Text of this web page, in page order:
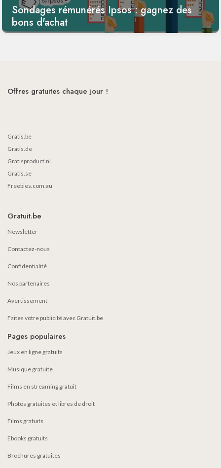
Sondages rémunérés Ipsos : gagnez des
bons d'achat
Offres gratuites chaque jour !
Gratis.be
Gratis.de
Gratisproduct.nl
Gratis.se
Freebies.com.au
Gratuit.be
Newsletter
Contactez-nous
Confidentialité
Nos partenaires
Avertissement
Faites votre publicité avec Gratuit.be
Pages populaires
Jeux en ligne gratuits
Musique gratuite
Films en streaming gratuit
Photos gratuites et libres de droit
Films gratuits
Ebooks gratuits
Brochures gratuites